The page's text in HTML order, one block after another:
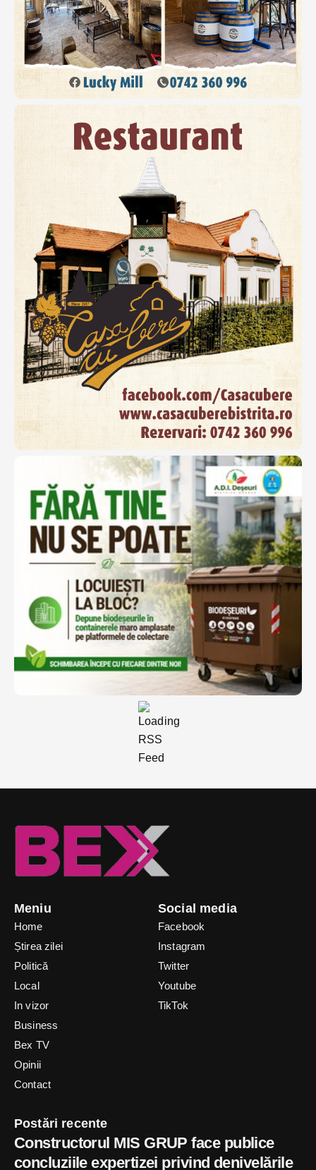
Meniu
Home
Știrea zilei
Politică
Local
In vizor
Business
Bex TV
Opinii
Contact
Social media
Facebook
Instagram
Twitter
Youtube
TikTok
Postări recente
Constructorul MIS GRUP face publice
concluziile expertizei privind denivelările